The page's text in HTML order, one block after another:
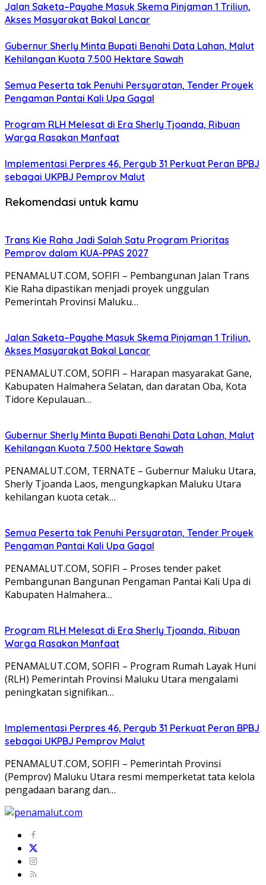
Jalan Saketa–Payahe Masuk Skema Pinjaman 1 Triliun,
Akses Masyarakat Bakal Lancar
Gubernur Sherly Minta Bupati Benahi Data Lahan, Malut
Kehilangan Kuota 7.500 Hektare Sawah
Semua Peserta tak Penuhi Persyaratan, Tender Proyek
Pengaman Pantai Kali Upa Gagal
Program RLH Melesat di Era Sherly Tjoanda, Ribuan
Warga Rasakan Manfaat
Implementasi Perpres 46, Pergub 31 Perkuat Peran BPBJ
sebagai UKPBJ Pemprov Malut
Rekomendasi untuk kamu
Trans Kie Raha Jadi Salah Satu Program Prioritas
Pemprov dalam KUA-PPAS 2027
PENAMALUT.COM, SOFIFI – Pembangunan Jalan Trans
Kie Raha dipastikan menjadi proyek unggulan
Pemerintah Provinsi Maluku…
Jalan Saketa–Payahe Masuk Skema Pinjaman 1 Triliun,
Akses Masyarakat Bakal Lancar
PENAMALUT.COM, SOFIFI – Harapan masyarakat Gane,
Kabupaten Halmahera Selatan, dan daratan Oba, Kota
Tidore Kepulauan…
Gubernur Sherly Minta Bupati Benahi Data Lahan, Malut
Kehilangan Kuota 7.500 Hektare Sawah
PENAMALUT.COM, TERNATE – Gubernur Maluku Utara,
Sherly Tjoanda Laos, mengungkapkan Maluku Utara
kehilangan kuota cetak…
Semua Peserta tak Penuhi Persyaratan, Tender Proyek
Pengaman Pantai Kali Upa Gagal
PENAMALUT.COM, SOFIFI – Proses tender paket
Pembangunan Bangunan Pengaman Pantai Kali Upa di
Kabupaten Halmahera…
Program RLH Melesat di Era Sherly Tjoanda, Ribuan
Warga Rasakan Manfaat
PENAMALUT.COM, SOFIFI – Program Rumah Layak Huni
(RLH) Pemerintah Provinsi Maluku Utara mengalami
peningkatan signifikan…
Implementasi Perpres 46, Pergub 31 Perkuat Peran BPBJ
sebagai UKPBJ Pemprov Malut
PENAMALUT.COM, SOFIFI – Pemerintah Provinsi
(Pemprov) Maluku Utara resmi memperketat tata kelola
pengadaan barang dan…